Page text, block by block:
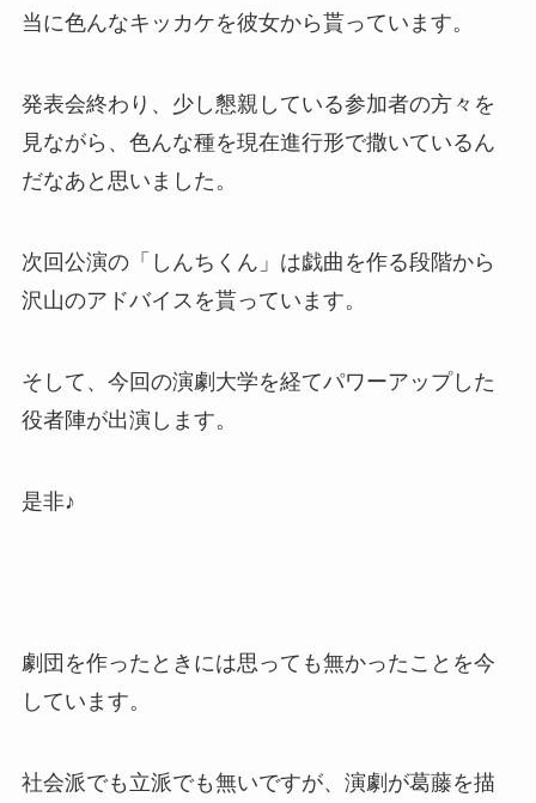
当に色んなキッカケを彼女から貰っています。
発表会終わり、少し懇親している参加者の方々を
見ながら、色んな種を現在進行形で撒いているん
だなあと思いました。
次回公演の「しんちくん」は戯曲を作る段階から
沢山のアドバイスを貰っています。
そして、今回の演劇大学を経てパワーアップした
役者陣が出演します。
是非♪
劇団を作ったときには思っても無かったことを今
しています。
社会派でも立派でも無いですが、演劇が葛藤を描